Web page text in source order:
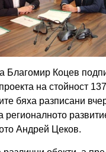
Благомир Коцев
на стойност
бяха разписани
регионалното
Андрей Цеков.